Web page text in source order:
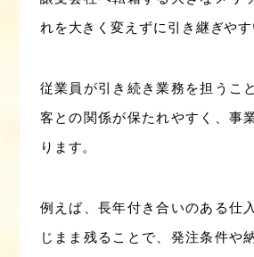
れを大きく変えずに引き継ぎやす
従業員が引き続き業務を担うこ
客との関係が保たれやすく、事
ります。
例えば、長年付き合いのある仕
じまま残ることで、発注条件や